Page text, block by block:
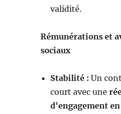
validité.
Rémunérations et
sociaux
Stabilité : Un
court avec une
d'engagement en